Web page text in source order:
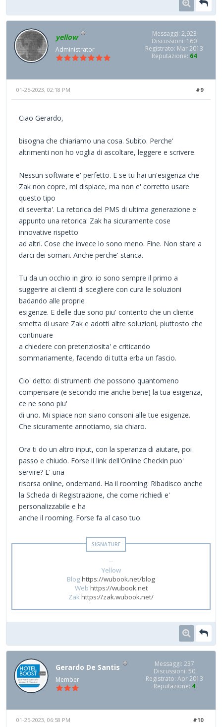
yellow
Administrator
Messaggi: 2,923
Discussioni: 160
Registrato: Mar 2013
Reputazione: 64
#9
01-25-2023, 02:18 PM
Ciao Gerardo,
bisogna che chiariamo una cosa. Subito. Perche'
altrimenti non ho voglia di ascoltare, leggere e scrivere.
Nessun software e' perfetto. E se tu hai un'esigenza che
Zak non copre, mi dispiace, ma non e' corretto usare
questo tipo
di severita'. La retorica del PMS di ultima generazione e'
appunto una retorica: Zak ha sicuramente cose
innovative rispetto
ad altri. Cose che invece lo sono meno. Fine. Non stare a
darci dei somari. Anche perche' stanca.
Tu da un occhio in giro: io sono sempre il primo a
suggerire ai clienti di scegliere con cura le soluzioni
badando alle proprie
esigenze. E delle due sono piu' contento che un cliente
smetta di usare Zak e adotti altre soluzioni, piuttosto che
continuare
a chiedere con pretenziosita' e criticando
sommariamente, facendo di tutta erba un fascio.
Cio' detto: di strumenti che possono quantomeno
compensare (e secondo me anche bene) la tua esigenza,
ce ne sono piu'
di uno. Mi spiace non siano consoni alle tue esigenze.
Che sicuramente annotiamo, sia chiaro.
Ora ti do un altro input, con la speranza di aiutare, poi
passo e chiudo. Forse il link dell'Online Checkin puo'
servire? E' una
risorsa online, ondemand. Ha il rooming. Ribadisco anche
la Scheda di Registrazione, che come richiedi e'
personalizzabile e ha
anche il rooming. Forse fa al caso tuo.
--
Yellow
Bloghttps://wubook.net/blog
Web https://wubook.net
Zakhttps://zak.wubook.net/
Gerardo De Santis
Member
Messaggi: 237
Discussioni: 50
Registrato: Apr 2013
Reputazione: 4
#10
01-25-2023, 06:58 PM